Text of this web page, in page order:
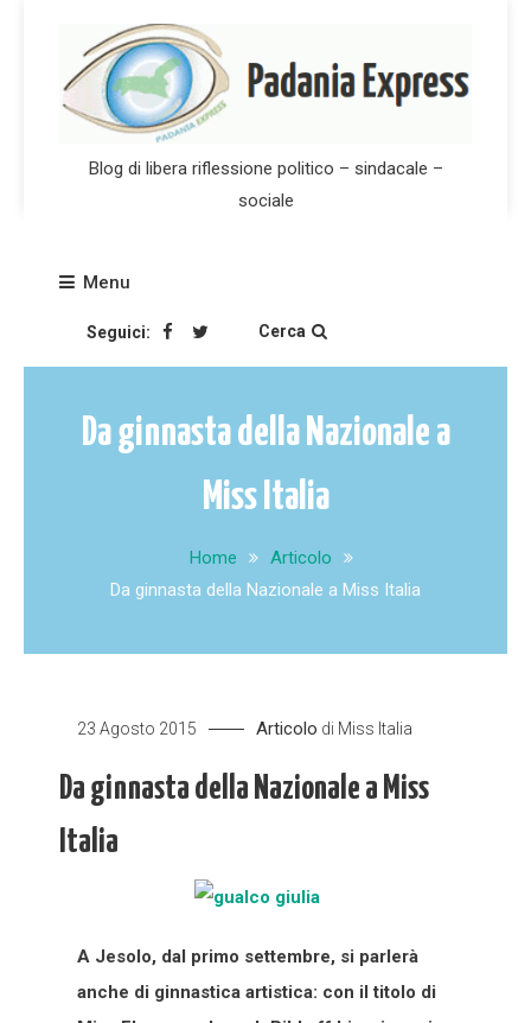
Blog di libera riflessione politico – sindacale –
sociale
Menu
Seguici: Cerca
Da ginnasta della Nazionale a
Miss Italia
Home
Articolo
Da ginnasta della Nazionale a Miss Italia
23 Agosto 2015 Articolo di Miss Italia
Da ginnasta della Nazionale a Miss
Italia
A Jesolo, dal primo settembre, si parlerà
anche di ginnastica artistica: con il titolo di